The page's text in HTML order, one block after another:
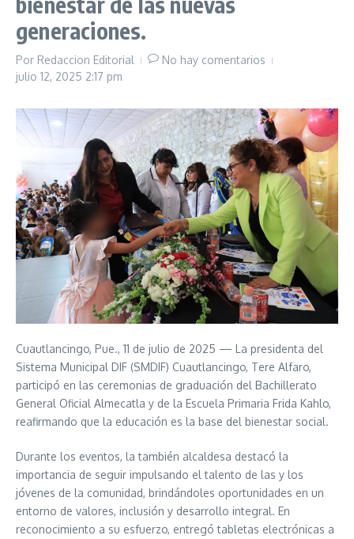
generaciones.
Por Redaccion Editorial
No hay comentarios
julio 12, 2025 2:17 pm
Cuautlancingo, Pue., 11 de julio de 2025 — La presidenta del
Sistema Municipal DIF (SMDIF) Cuautlancingo, Tere Alfaro,
participó en las ceremonias de graduación del Bachillerato
General Oficial Almecatla y de la Escuela Primaria Frida Kahlo,
reafirmando que la educación es la base del bienestar social.
Durante los eventos, la también alcaldesa destacó la
importancia de seguir impulsando el talento de las y los
jóvenes de la comunidad, brindándoles oportunidades en un
entorno de valores, inclusión y desarrollo integral. En
reconocimiento a su esfuerzo, entregó tabletas electrónicas a